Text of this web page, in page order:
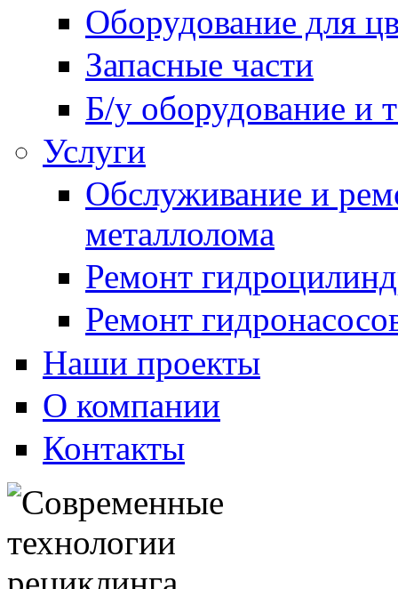
Оборудование для
Запасные части
Б/у оборудование и
Услуги
Обслуживание и
металлолома
Ремонт
Ремонт
Наши проекты
О компании
Контакты